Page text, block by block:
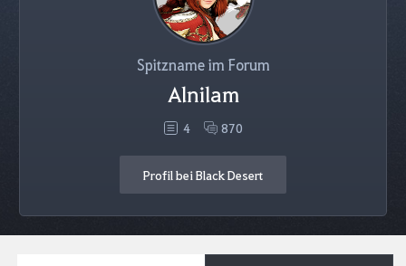
Spitzname im Forum
Alnilam
4 870
Profil bei Black Desert